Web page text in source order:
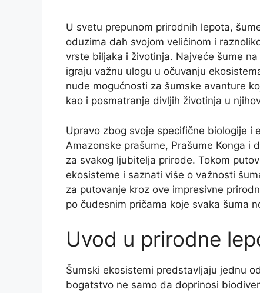
U svetu prepunom prirodnih lepota,
oduzima dah svojom veličinom i
vrste biljaka i životinja. Najveće šume
igraju važnu ulogu u očuvanju
nude mogućnosti za šumske avanture
kao i posmatranje divljih životinja u
Upravo zbog svoje specifične biologije i
Amazonske prašume, Prašume Konga i
za svakog ljubitelja prirode. Tokom
ekosisteme i saznati više o važnosti
za putovanje kroz ove impresivne
po čudesnim pričama koje svaka šuma
Uvod u prirodne
Šumski ekosistemi predstavljaju jednu
bogatstvo ne samo da doprinosi